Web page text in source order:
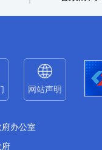
网站声明
办公室
府